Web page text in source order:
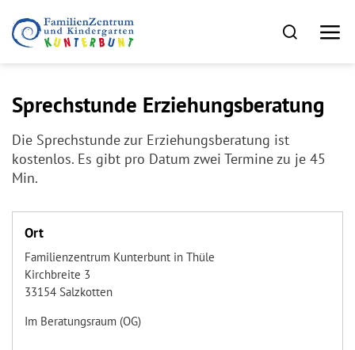
Sprechstunde Erziehungsberatung
Die Sprechstunde zur Erziehungsberatung ist
kostenlos. Es gibt pro Datum zwei Termine zu je 45
Min.
Ort
Familienzentrum Kunterbunt in Thüle
Kirchbreite 3
33154 Salzkotten
Im Beratungsraum (OG)